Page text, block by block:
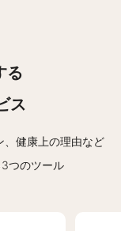
る
ス
、健康上の理由など
つのツール